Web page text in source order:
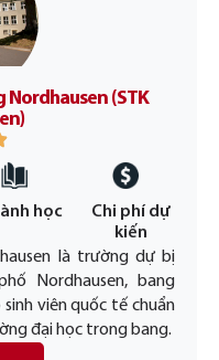
(STK
học
Chi phí dự
kiến
là trường dự bị
Nordhausen, bang
viên quốc tế chuẩn
đại học trong bang.